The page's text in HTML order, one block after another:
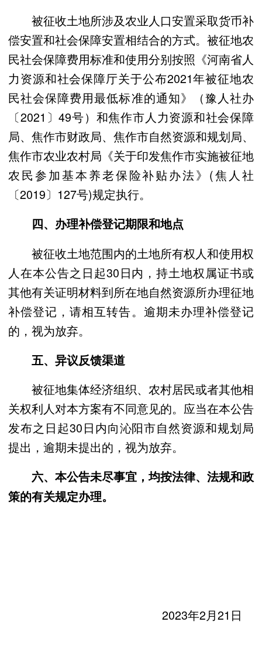
被征收土地所涉及农业人口安置采取货币补
偿安置和社会保障安置相结合的方式。被征地农
民社会保障费用标准和使用分别按照《河南省人
力资源和社会保障厅关于公布2021年被征地农
民社会保障费用最低标准的通知》（豫人社办
〔2021〕49号）和焦作市人力资源和社会保障
局、焦作市财政局、焦作市自然资源和规划局、
焦作市农业农村局《关于印发焦作市实施被征地
农民参加基本养老保险补贴办法》(焦人社
〔2019〕127号)规定执行。
四、办理补偿登记期限和地点
被征收土地范围内的土地所有权人和使用权
人在本公告之日起30日内，持土地权属证书或
其他有关证明材料到所在地自然资源所办理征地
补偿登记，请相互转告。逾期未办理补偿登记
的，视为放弃。
五、异议反馈渠道
被征地集体经济组织、农村居民或者其他相
关权利人对本方案有不同意见的。应当在本公告
发布之日起30日内向沁阳市自然资源和规划局
提出，逾期未提出的，视为放弃。
六、本公告未尽事宜，均按法律、法规和政
策的有关规定办理。
2023年2月21日